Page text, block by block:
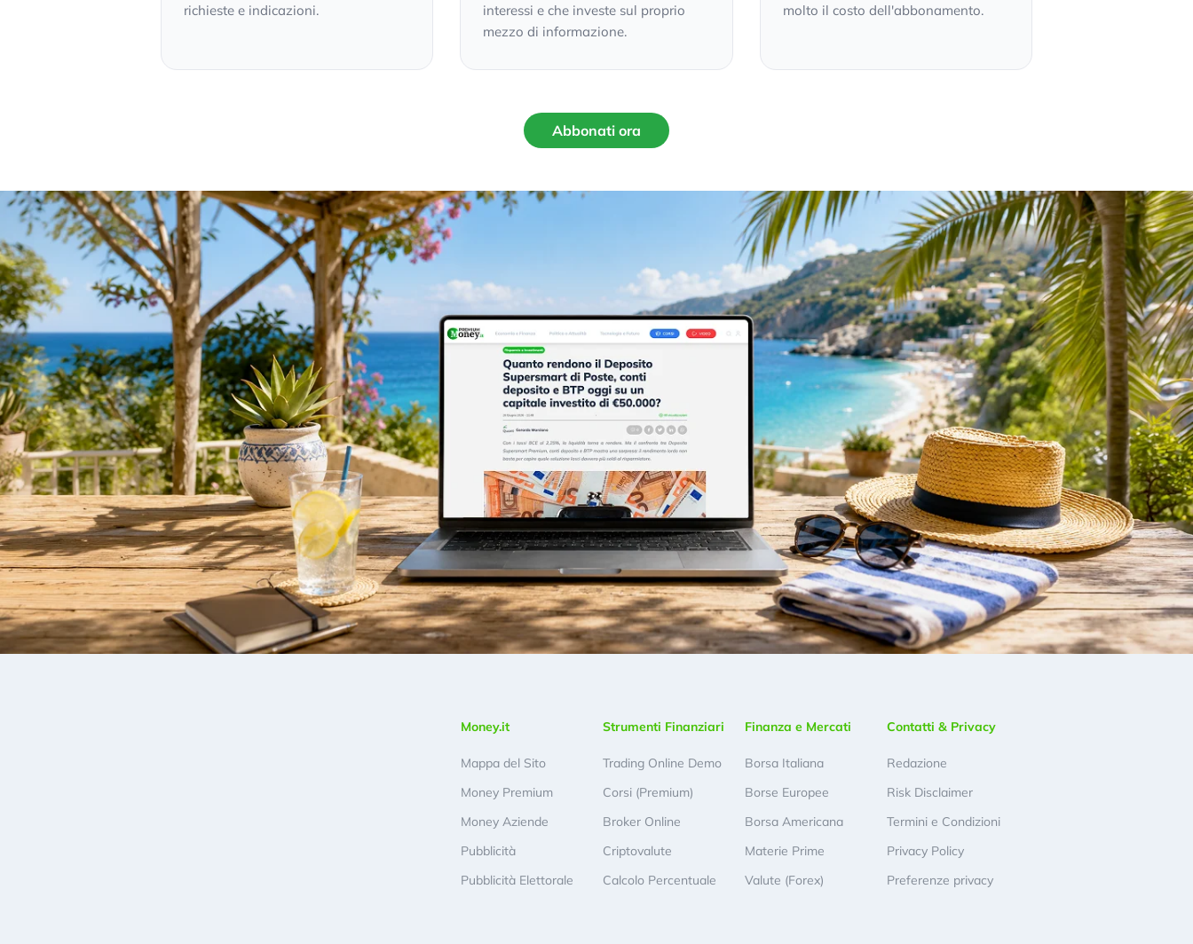
richieste e indicazioni.
interessi e che investe sul proprio
mezzo di informazione.
molto il costo dell'abbonamento.
Abbonati ora
Money.it
Mappa del Sito
Money Premium
Money Aziende
Pubblicità
Pubblicità Elettorale
Strumenti Finanziari
Trading Online Demo
Corsi (Premium)
Broker Online
Criptovalute
Calcolo Percentuale
Finanza e Mercati
Borsa Italiana
Borse Europee
Borsa Americana
Materie Prime
Valute (Forex)
Contatti & Privacy
Redazione
Risk Disclaimer
Termini e Condizioni
Privacy Policy
Preferenze privacy